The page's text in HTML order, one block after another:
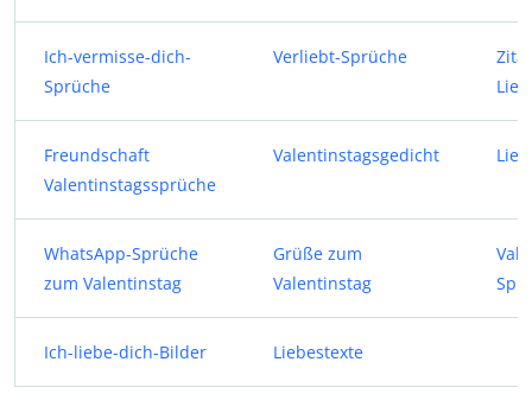
Ich-vermisse-dich-
Sprüche
Verliebt-Sprüche
Freundschaft
Valentinstagssprüche
Valentinstagsgedicht
WhatsApp-Sprüche
zum Valentinstag
Grüße zum
Valentinstag
Ich-liebe-dich-Bilder Liebestexte